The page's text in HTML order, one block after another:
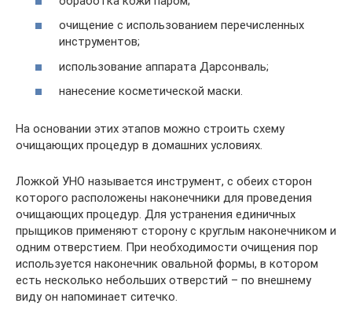
очищение с использованием перечисленных
инструментов;
использование аппарата Дарсонваль;
нанесение косметической маски.
На основании этих этапов можно строить схему
очищающих процедур в домашних условиях.
Ложкой УНО называется инструмент, с обеих сторон
которого расположены наконечники для проведения
очищающих процедур. Для устранения единичных
прыщиков применяют сторону с круглым наконечником и
одним отверстием. При необходимости очищения пор
используется наконечник овальной формы, в котором
есть несколько небольших отверстий – по внешнему
виду он напоминает ситечко.